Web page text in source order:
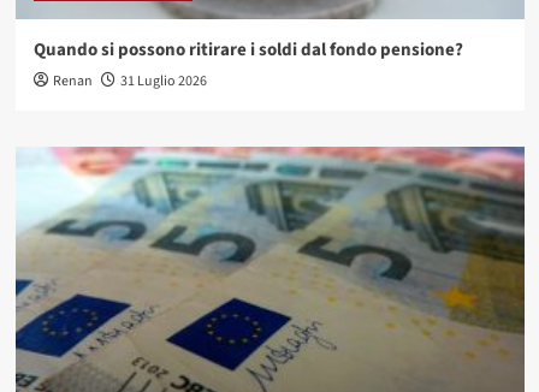
Quando si possono ritirare i soldi dal fondo pensione?
Renan 31 Luglio 2026